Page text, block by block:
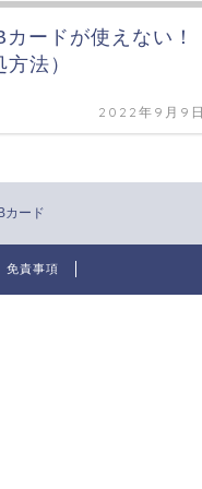
ードが使えない！
法）
2022年9月9
カード
免責事項